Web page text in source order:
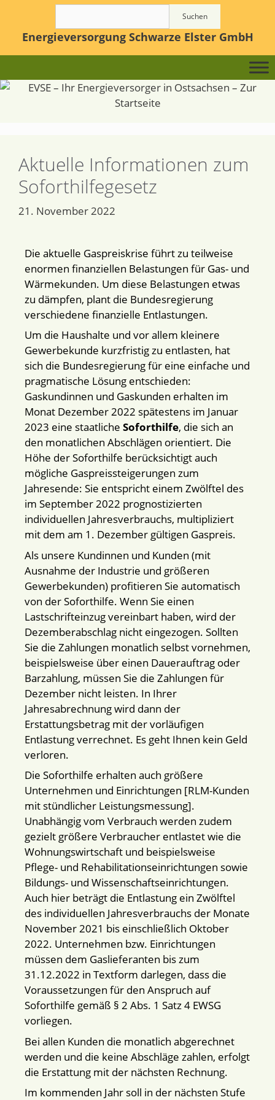
Suchen
Energieversorgung Schwarze Elster GmbH
Aktuelle Informationen zum
Soforthilfegesetz
21. November 2022
Die aktuelle Gaspreiskrise führt zu teilweise
enormen finanziellen Belastungen für Gas- und
Wärmekunden. Um diese Belastungen etwas
zu dämpfen, plant die Bundesregierung
verschiedene finanzielle Entlastungen.
Um die Haushalte und vor allem kleinere
Gewerbekunde kurzfristig zu entlasten, hat
sich die Bundesregierung für eine einfache und
pragmatische Lösung entschieden:
Gaskundinnen und Gaskunden erhalten im
Monat Dezember 2022 spätestens im Januar
2023 eine staatliche Soforthilfe, die sich an
den monatlichen Abschlägen orientiert. Die
Höhe der Soforthilfe berücksichtigt auch
mögliche Gaspreissteigerungen zum
Jahresende: Sie entspricht einem Zwölftel des
im September 2022 prognostizierten
individuellen Jahresverbrauchs, multipliziert
mit dem am 1. Dezember gültigen Gaspreis.
Als unsere Kundinnen und Kunden (mit
Ausnahme der Industrie und größeren
Gewerbekunden) profitieren Sie automatisch
von der Soforthilfe. Wenn Sie einen
Lastschrifteinzug vereinbart haben, wird der
Dezemberabschlag nicht eingezogen. Sollten
Sie die Zahlungen monatlich selbst vornehmen,
beispielsweise über einen Dauerauftrag oder
Barzahlung, müssen Sie die Zahlungen für
Dezember nicht leisten. In Ihrer
Jahresabrechnung wird dann der
Erstattungsbetrag mit der vorläufigen
Entlastung verrechnet. Es geht Ihnen kein Geld
verloren.
Die Soforthilfe erhalten auch größere
Unternehmen und Einrichtungen [RLM-Kunden
mit stündlicher Leistungsmessung].
Unabhängig vom Verbrauch werden zudem
gezielt größere Verbraucher entlastet wie die
Wohnungswirtschaft und beispielsweise
Pflege- und Rehabilitationseinrichtungen sowie
Bildungs- und Wissenschaftseinrichtungen.
Auch hier beträgt die Entlastung ein Zwölftel
des individuellen Jahresverbrauchs der Monate
November 2021 bis einschließlich Oktober
2022. Unternehmen bzw. Einrichtungen
müssen dem Gaslieferanten bis zum
31.12.2022 in Textform darlegen, dass die
Voraussetzungen für den Anspruch auf
Soforthilfe gemäß § 2 Abs. 1 Satz 4 EWSG
vorliegen.
Bei allen Kunden die monatlich abgerechnet
werden und die keine Abschläge zahlen, erfolgt
die Erstattung mit der nächsten Rechnung.
Im kommenden Jahr soll in der nächsten Stufe